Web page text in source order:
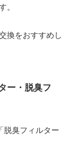
。
換をおすすめし
ー・脱臭フ
脱臭フィルター